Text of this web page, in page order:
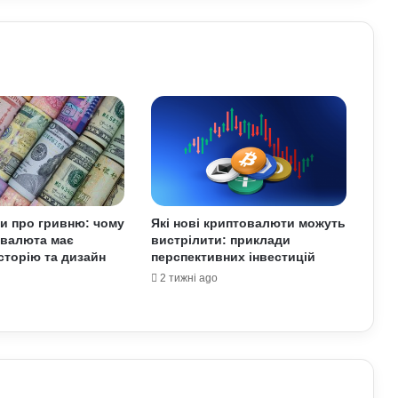
риска
історія технології та її вплив на світ
Які криптовалюти стали поганим
прикладом: історії провалів та втрат
інвесторів
Як змусити себе менше
використовувати соцмережі: поради
психологів
Чому фільми 80–90-х років нам
про гривню: чому
валюта має
та дизайн
Які нові криптовалюти можуть
вистрілити: приклади
перспективних інвестицій
2 тижні ago